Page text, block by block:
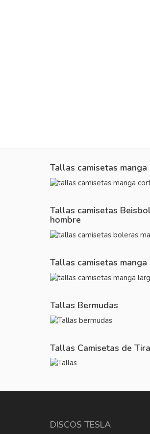
Tallas camisetas
Tallas camisetas
hombre
Tallas camisetas
Tallas Bermudas
Tallas Camisetas de
DISCOS TESLA